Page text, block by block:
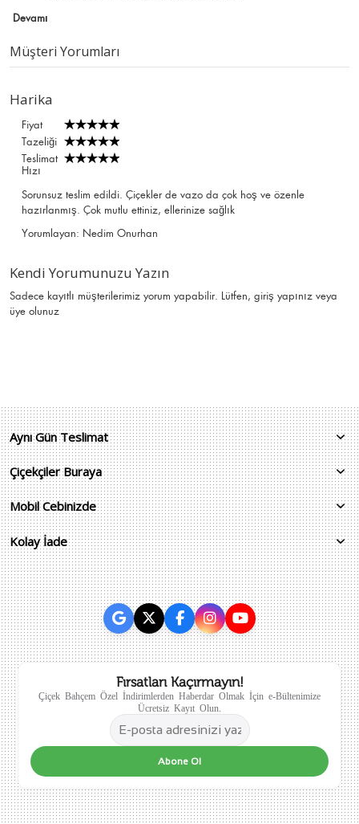
Devamı
Müşteri Yorumları
Harika
Fiyat
Tazeliği
Teslimat
Hızı
Sorunsuz teslim edildi. Çiçekler de vazo da çok hoş ve özenle
hazırlanmış. Çok mutlu ettiniz, ellerinize sağlık
Yorumlayan: Nedim Onurhan
Kendi Yorumunuzu Yazın
Sadece kayıtlı müşterilerimiz yorum yapabilir. Lütfen, giriş yapınız veya
üye olunuz
Aynı Gün Teslimat
Çiçekçiler Buraya
Mobil Cebinizde
Kolay İade
Fırsatları Kaçırmayın!
Çiçek Bahçem Özel İndirimlerden Haberdar Olmak İçin e-Bültenimize
Ücretsiz Kayıt Olun.
Abone Ol